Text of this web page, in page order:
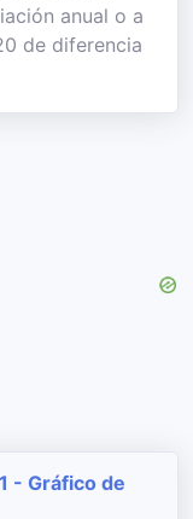
anual o a
de diferencia
- Gráfico de